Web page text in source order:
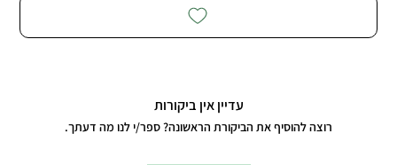
עדיין אין ביקורות
רוצה להוסיף את הביקורת הראשונה? ספר/י לנו מה דעתך.